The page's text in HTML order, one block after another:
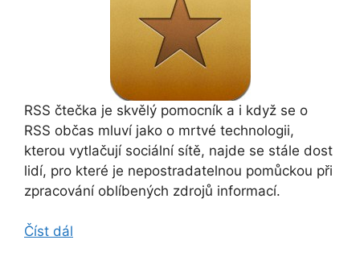
RSS čtečka je skvělý pomocník a i když se o
RSS občas mluví jako o mrtvé technologii,
kterou vytlačují sociální sítě, najde se stále dost
lidí, pro které je nepostradatelnou pomůckou při
zpracování oblíbených zdrojů informací.
Číst dál